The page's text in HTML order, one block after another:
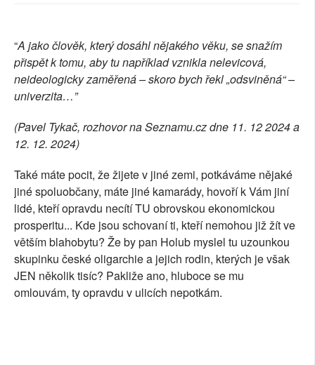
“A jako člověk, který dosáhl nějakého věku, se snažím
přispět k tomu, aby tu například vznikla nelevicová,
neideologicky zaměřená – skoro bych řekl „odsviněná“ –
univerzita…”
(Pavel Tykač, rozhovor na Seznamu.cz dne 11. 12 2024 a
12. 12. 2024)
Také máte pocit, že žijete v jiné zemi, potkáváme nějaké
jiné spoluobčany, máte jiné kamarády, hovoří k Vám jiní
lidé, kteří opravdu necítí TU obrovskou ekonomickou
prosperitu... Kde jsou schovaní ti, kteří nemohou již žít ve
větším blahobytu? Že by pan Holub myslel tu uzounkou
skupinku české oligarchie a jejich rodin, kterých je však
JEN několik tisíc? Pakliže ano, hluboce se mu
omlouvám, ty opravdu v ulicích nepotkám.